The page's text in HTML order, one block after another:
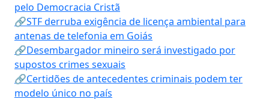
pelo Democracia Cristã
🔗STF derruba exigência de licença ambiental para
antenas de telefonia em Goiás
🔗Desembargador mineiro será investigado por
supostos crimes sexuais
🔗Certidões de antecedentes criminais podem ter
modelo único no país